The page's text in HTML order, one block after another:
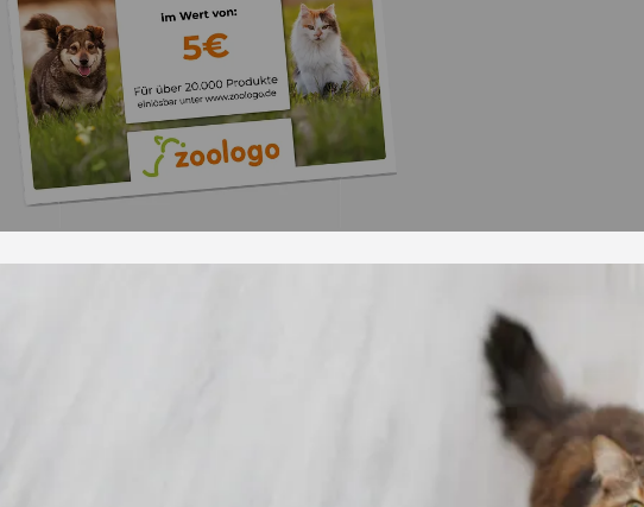
„Gute Erfahrung mit
Zoologo,schnelle Lieferung, alles
top“
31.07.2026